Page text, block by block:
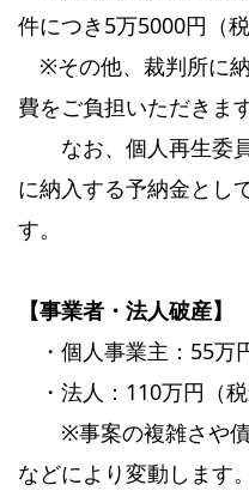
件につき5万5000円（税
※その他、裁判所に
費をご負担いただきます
なお、個人再生委員
に納入する予納金とし
す。
【事業者・法人破産】
・個人事業主：55万
・法人：110万円（税
※事案の複雑さや債
などにより変動します。